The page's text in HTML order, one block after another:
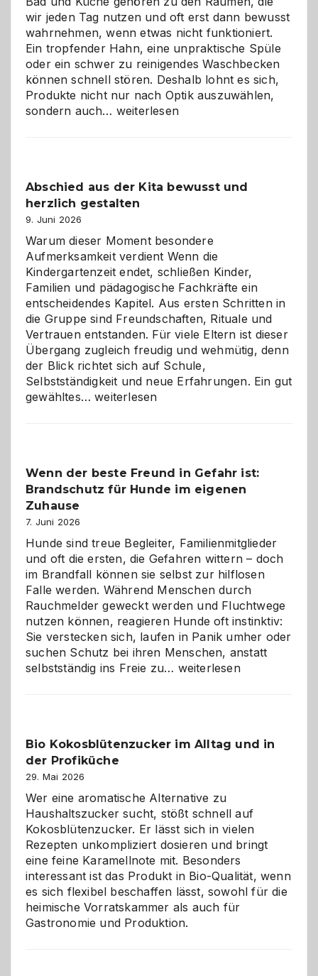
wir jeden Tag nutzen und oft erst dann bewusst
wahrnehmen, wenn etwas nicht funktioniert.
Ein tropfender Hahn, eine unpraktische Spüle
oder ein schwer zu reinigendes Waschbecken
können schnell stören. Deshalb lohnt es sich,
Produkte nicht nur nach Optik auszuwählen,
sondern auch… Bad
verstehen
weiterlesen
Abschied aus der Kita bewusst und
herzlich gestalten
9. Juni 2026
Warum dieser Moment besondere
Aufmerksamkeit verdient Wenn die
Kindergartenzeit endet, schließen Kinder,
Familien und pädagogische Fachkräfte ein
entscheidendes Kapitel. Aus ersten Schritten in
die Gruppe sind Freundschaften, Rituale und
Vertrauen entstanden. Für viele Eltern ist dieser
Übergang zugleich freudig und wehmütig, denn
der Blick richtet sich auf Schule,
Selbstständigkeit und neue Erfahrungen. Ein gut
gewähltes…Abschied
und
herzlich
weiterlesen
Wenn der beste Freund in Gefahr ist:
Brandschutz für Hunde im eigenen
Zuhause
7. Juni 2026
Hunde sind treue Begleiter, Familienmitglieder
und oft die ersten, die Gefahren wittern – doch
im Brandfall können sie selbst zur hilflosen
Falle werden. Während Menschen durch
Rauchmelder geweckt werden und Fluchtwege
nutzen können, reagieren Hunde oft instinktiv:
Sie verstecken sich, laufen in Panik umher oder
suchen Schutz bei ihren Menschen, anstatt
selbstständig ins Freie zu… Wenn
Gefahr
für
Hunde
im
eigenen
Zuhause
weiterlesen
Bio Kokosblütenzucker im Alltag und in
der Profiküche
29. Mai 2026
Wer eine aromatische Alternative zu
Haushaltszucker sucht, stößt schnell auf
Kokosblütenzucker. Er lässt sich in vielen
Rezepten unkompliziert dosieren und bringt
eine feine Karamellnote mit. Besonders
interessant ist das Produkt in Bio-Qualität, wenn
es sich flexibel beschaffen lässt, sowohl für die
heimische Vorratskammer als auch für
Gastronomie und Produktion.